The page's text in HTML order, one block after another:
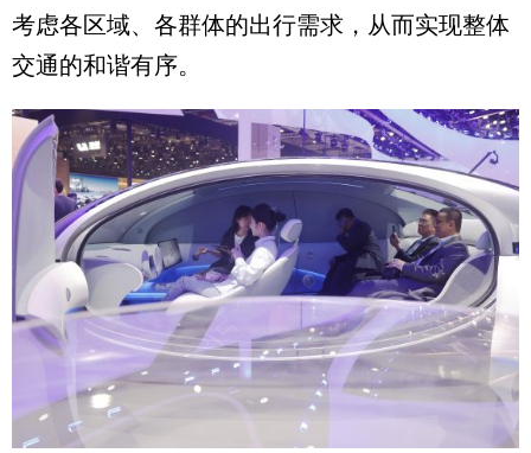
考虑各区域、各群体的出行需求，从而实现整体
交通的和谐有序。